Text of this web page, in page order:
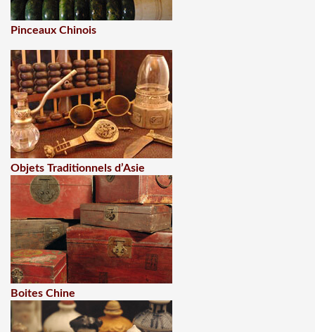
Pinceaux Chinois
Objets Traditionnels d’Asie
Boites Chine